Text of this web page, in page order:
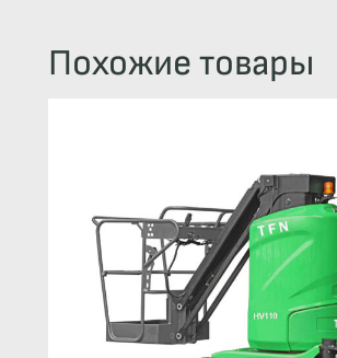
Похожие товары